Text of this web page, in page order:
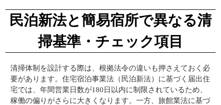
民泊新法と簡易宿所で異なる清
掃基準・チェック項目
清掃体制を設計する際は、根拠法令の違いも押さえておく必
要があります。住宅宿泊事業法（民泊新法）に基づく届出住
宅では、年間営業日数が180日以内に制限されているため、
稼働の偏りがさらに大きくなります。一方、旅館業法に基づ